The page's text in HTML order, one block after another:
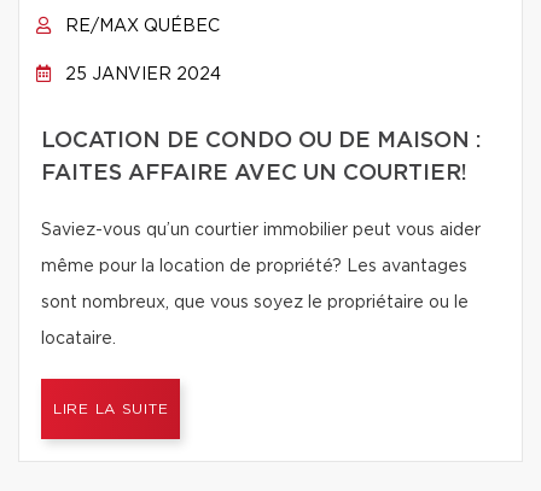
RE/MAX QUÉBEC
25 JANVIER 2024
LOCATION DE CONDO OU DE MAISON :
FAITES AFFAIRE AVEC UN COURTIER!
Saviez-vous qu’un courtier immobilier peut vous aider
même pour la location de propriété? Les avantages
sont nombreux, que vous soyez le propriétaire ou le
locataire.
LIRE LA SUITE